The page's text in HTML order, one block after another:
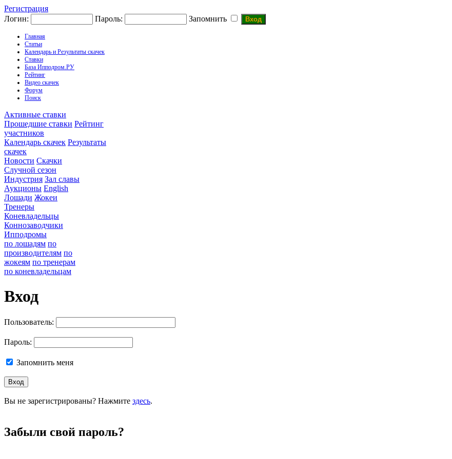
Регистрация
Логин:
Пароль: Запомнить
Главная
Статьи
Календарь и Результаты скачек
Ставки
База Ипподром.РУ
Рейтинг
Видео скачек
Форум
Поиск
Активные ставки
Прошедшие ставки Рейтинг
участников
Календарь скачек Результаты
скачек
Новости Скачки
Случной сезон
Индустрия Зал славы
Аукционы English
Лошади Жокеи
Тренеры
Коневладельцы
Коннозаводчики
Ипподромы
по лошадям по
производителям по
жокеям по тренерам
по коневладельцам
Вход
Пользователь:
Пароль:
Запомнить меня
Вы не зарегистрированы? Нажмите здесь.
Забыли свой пароль?